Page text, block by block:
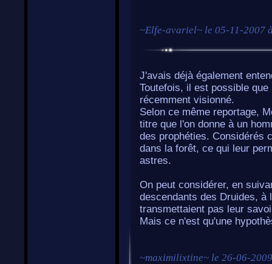
~Elfe-avariel~ le 05-11-2007
J'avais déjà également
Toutefois, il est possible
récemment visionné.
Selon ce même reportage,
titre que l'on donne à un
des prophéties. Considérés
dans la forêt, ce qui leur
astres.
On peut considérer, en
descendants des Druides, à
transmettaient pas leur
Mais ce n'est qu'une
~maximilixtine~ le 26-06-